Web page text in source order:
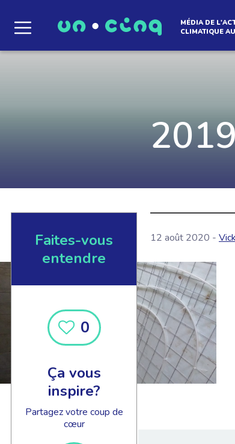
Le média
Que des solutions concrètes et
EN SAVOIR +
MÉDIA DE
CLIMATIQUE
Faites-vous
entendre
0
Ça vous
inspire?
Partagez votre coup de
cœur
12 août 2020 -